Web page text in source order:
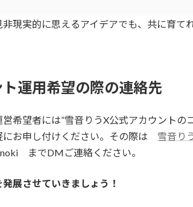
現実的に思えるアイデアでも、共に育て
運用希望の際の連絡先
希望者には”雪音りうX公式アカウントの
にお申し付けください。その際は 雪音り
までDMご連絡ください。
展させていきましょう！